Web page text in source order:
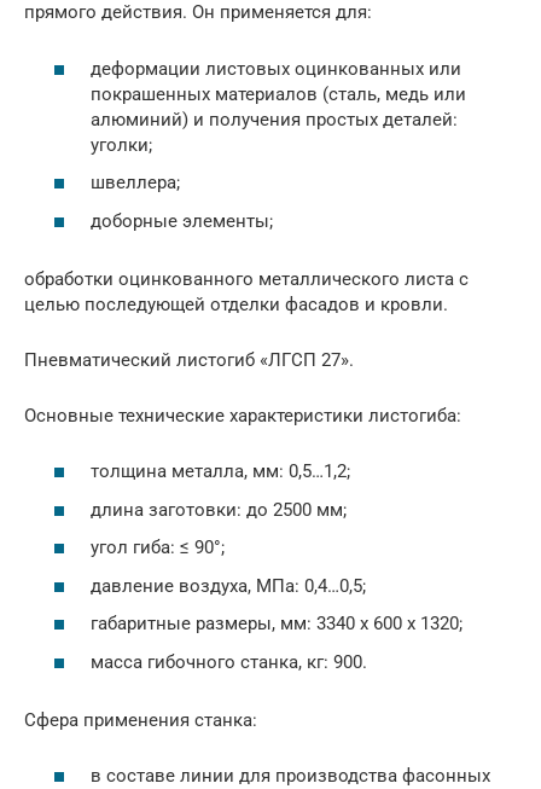
прямого действия. Он применяется для:
деформации листовых оцинкованных или
покрашенных материалов (сталь, медь или
алюминий) и получения простых деталей:
уголки;
швеллера;
доборные элементы;
обработки оцинкованного металлического листа с
целью последующей отделки фасадов и кровли.
Пневматический листогиб «ЛГСП 27».
Основные технические характеристики листогиба:
толщина металла, мм: 0,5…1,2;
длина заготовки: до 2500 мм;
угол гиба: ≤ 90°;
давление воздуха, МПа: 0,4…0,5;
габаритные размеры, мм: 3340 х 600 х 1320;
масса гибочного станка, кг: 900.
Сфера применения станка:
в составе линии для производства фасонных